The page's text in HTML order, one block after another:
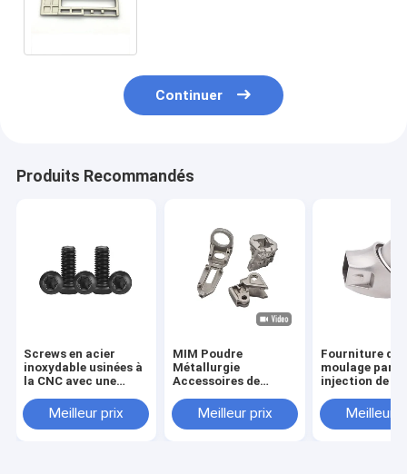
Continuer
Produits Recommandés
Screws en acier
inoxydable usinées à
la CNC avec une
mm
Meilleur prix
MIM Poudre
Métallurgie
Accessoires de
Pièces de précision
en acier inoxydable
Meilleur prix
Fourniture de
moulage par
injection de
de métallurgie
poudres
Meilleur